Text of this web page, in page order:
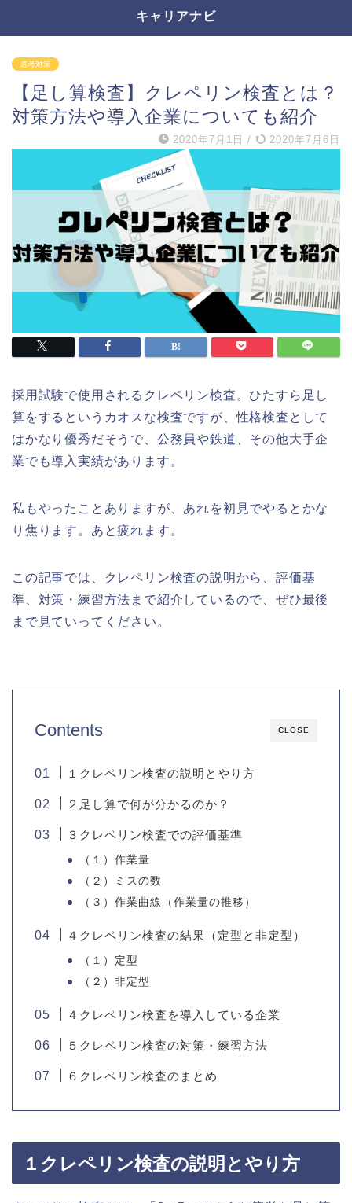
キャリアナビ
選考対策
【足し算検査】クレペリン検査とは？
対策方法や導入企業についても紹介
2020年7月1日 / 2020年7月6日
採用試験で使用されるクレペリン検査。ひたすら足し
算をするというカオスな検査ですが、性格検査として
はかなり優秀だそうで、公務員や鉄道、その他大手企
業でも導入実績があります。
私もやったことありますが、あれを初見でやるとかな
り焦ります。あと疲れます。
この記事では、クレペリン検査の説明から、評価基
準、対策・練習方法まで紹介しているので、ぜひ最後
まで見ていってください。
CLOSE
Contents
１クレペリン検査の説明とやり方
２足し算で何が分かるのか？
３クレペリン検査での評価基準
（１）作業量
（２）ミスの数
（３）作業曲線（作業量の推移）
４クレペリン検査の結果（定型と非定型）
（１）定型
（２）非定型
４クレペリン検査を導入している企業
５クレペリン検査の対策・練習方法
６クレペリン検査のまとめ
１クレペリン検査の説明とやり方